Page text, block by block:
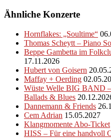
Ähnliche Konzerte
Hornflakes: „Soultime“
Thomas Scheytt – Piano
Beppe Gambetta im
17.11.2026
Hubert von Goisern
Maffay + Oerding
Wüste Welle BIG BAND
Ballads & Blues
Dannemann & Friends
Cem Adrian 15.05.2027
Klangmomente Abo-Ticket
HISS – Für eine handvoll